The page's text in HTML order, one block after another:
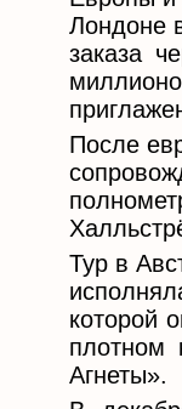
Лондоне
заказа
После
Тур в
которой
плотном
Агнеты».